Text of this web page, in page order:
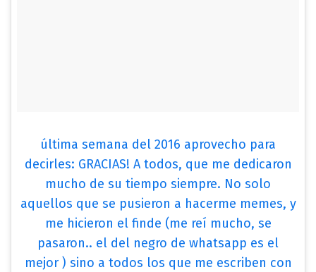
última semana del 2016 aprovecho para
decirles: GRACIAS! A todos, que me dedicaron
mucho de su tiempo siempre. No solo
aquellos que se pusieron a hacerme memes, y
me hicieron el finde (me reí mucho, se
pasaron.. el del negro de whatsapp es el
mejor ) sino a todos los que me escriben con